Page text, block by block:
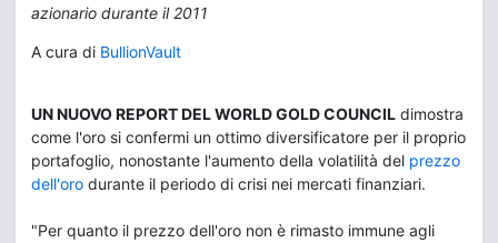
azionario durante il 2011
A cura di BullionVault
UN NUOVO REPORT DEL WORLD GOLD COUNCIL dimostra
come l'oro si confermi un ottimo diversificatore per il proprio
portafoglio, nonostante l'aumento della volatilità del prezzo
dell'oro durante il periodo di crisi nei mercati finanziari.
"Per quanto il prezzo dell'oro non è rimasto immune agli